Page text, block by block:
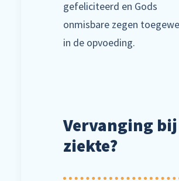
gefeliciteerd en Gods
onmisbare zegen
in de opvoeding.
Vervanging bij
ziekte?